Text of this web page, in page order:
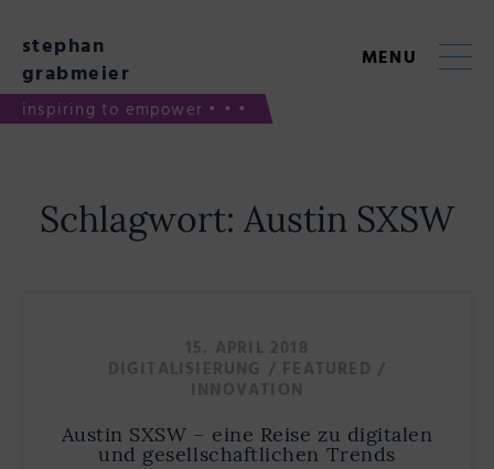
content
stephan
grabmeier
inspiring to empower • • •
MENU
Schlagwort: Austin SXSW
15. APRIL 2018
DIGITALISIERUNG / FEATURED /
INNOVATION
Austin SXSW – eine Reise zu digitalen
und gesellschaftlichen Trends